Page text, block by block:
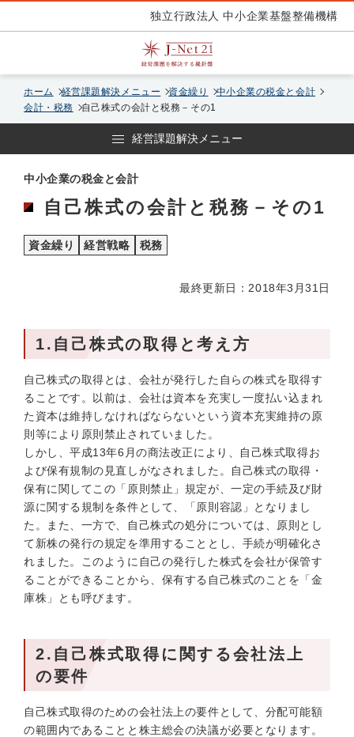
独立行政法人 中小企業基盤整備機構
ホーム 経営課題解決メニュー 資金繰り
中小企業の税金と会計
会計・税務
自己株式の会計と税務－その1
経営課題解決メニュー
中小企業の税金と会計
自己株式の会計と税務－その1
資金繰り 経営戦略 税務
最終更新日：2018年3月31日
1.自己株式の取得と考え方
自己株式の取得とは、会社が発行した自らの株式を取得す
ることです。以前は、会社は資本を充実し一度払い込まれ
た資本は維持しなければならないという資本充実維持の原
則等により原則禁止されていました。
しかし、平成13年6月の商法改正により、自己株式取得お
よび保有規制の見直しがなされました。自己株式の取得・
保有に関してこの「原則禁止」規定が、一定の手続及び財
源に関する規制を条件として、「原則容認」となりまし
た。また、一方で、自己株式の処分については、原則とし
て新株の発行の規定を準用することとし、手続が明確化さ
れました。このように自己の発行した株式を会社が保管す
ることができることから、保有する自己株式のことを「金
庫株」とも呼びます。
2.自己株式取得に関する会社法上
の要件
自己株式取得のための会社法上の要件として、分配可能額
の範囲内であることと株主総会の決議が必要となります。